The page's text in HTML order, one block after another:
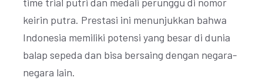
keirin putra. Prestasi ini menunjukkan bahwa
Indonesia memiliki potensi yang besar di dunia
balap sepeda dan bisa bersaing dengan negara-
negara lain.